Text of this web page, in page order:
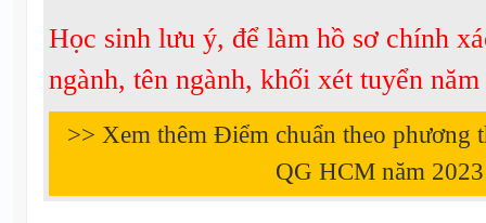
Học sinh lưu ý, để làm hồ sơ chính
ngành, tên ngành, khối xét tuyển
>> Xem thêm Điểm chuẩn theo
QG HCM năm 2023